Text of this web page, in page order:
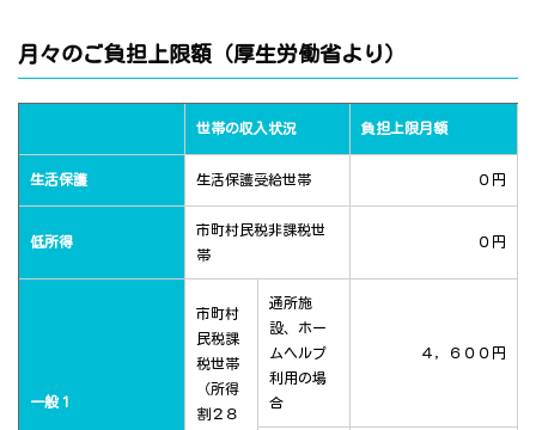
月々のご負担上限額（厚生労働省より）
世帯の収入状況 負担上限月額
生活保護 生活保護受給世帯 ０円
低所得
市町村民税非課税世
帯
０円
一般１
市町村
民税課
税世帯
（所得
割２８
通所施
設、ホー
ムヘルプ
利用の場
合
４，６００円